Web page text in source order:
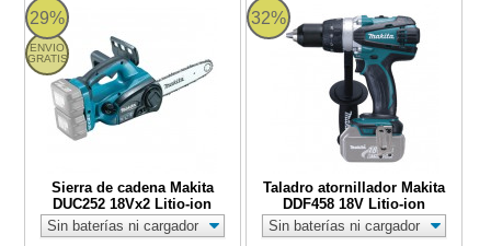
29%
ENVIO
GRATIS
Sierra de cadena Makita
DUC252 18Vx2 Litio-ion
Sierra de cadena Makita DUC252 18Vx2 Litio-ion
32%
Taladro atornillador Makita
DDF458 18V Litio-ion
Taladro atornillador Makita